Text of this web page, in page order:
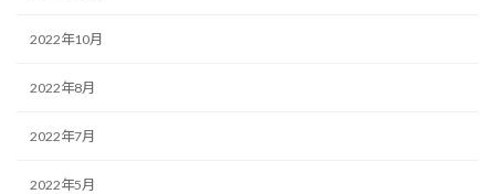
2022年10月
2022年8月
2022年7月
2022年5月